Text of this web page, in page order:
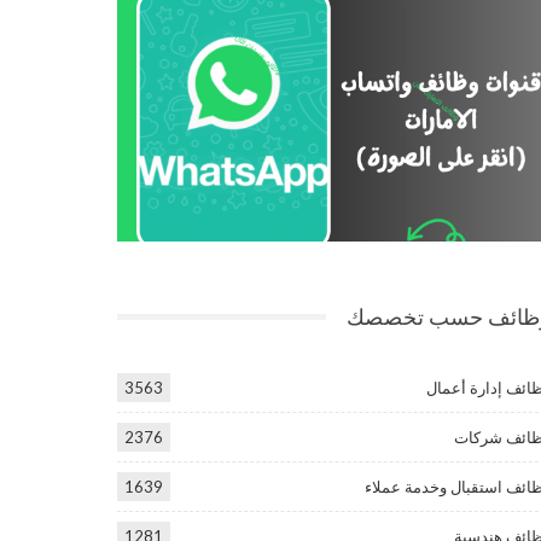
حسب تخصصك
إدارة أعمال 3563
شركات 2376
استقبال وخدمة عملاء 1639
هندسية 1281